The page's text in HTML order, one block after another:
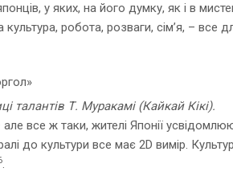
у яких, на його думку, як і в
робота, розваги, сім’я, – все
талантів Т. Муракамі (Кайкай Кікі).
все ж таки, жителі Японії
до культури все має 2D вимір.
.